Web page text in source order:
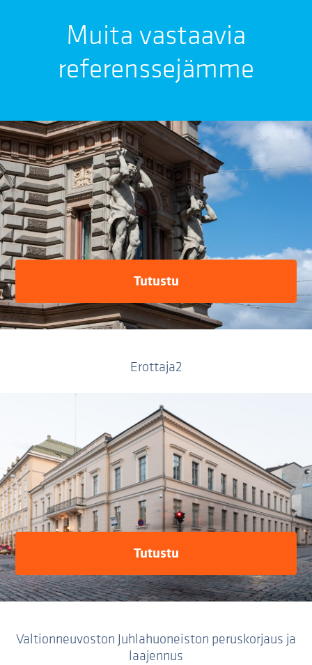
Muita vastaavia
referenssejämme
Tutustu
Erottaja2
Tutustu
Valtionneuvoston Juhlahuoneiston peruskorjaus ja
laajennus